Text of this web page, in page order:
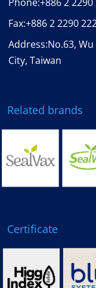
Fax:+886 2 2290
Address:No.63,
City, Taiwan
Related brands
Certificate